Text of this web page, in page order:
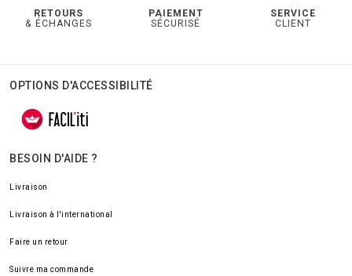
RETOURS
& ÉCHANGES
PAIEMENT
SÉCURISÉ
SERVICE
CLIENT
OPTIONS D'ACCESSIBILITÉ
BESOIN D'AIDE ?
Livraison
Livraison à l'international
Faire un retour
Suivre ma commande